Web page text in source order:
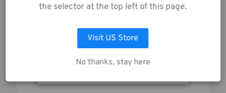
LAISSEZ MOI CHOISIR
ACCEPTER TOUS LES COOKIES
the selector at the top left of this page.
Visit US Store
No thanks, stay here